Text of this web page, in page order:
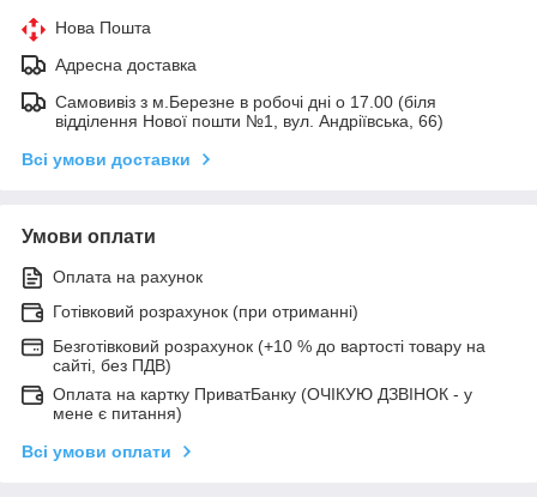
Нова Пошта
Адресна доставка
Самовивіз з м.Березне в робочі дні о 17.00 (біля
відділення Нової пошти №1, вул. Андріївська, 66)
Всі умови доставки
Умови оплати
Оплата на рахунок
Готівковий розрахунок (при отриманні)
Безготівковий розрахунок (+10 % до вартості товару на
сайті, без ПДВ)
Оплата на картку ПриватБанку (ОЧІКУЮ ДЗВІНОК - у
мене є питання)
Всі умови оплати